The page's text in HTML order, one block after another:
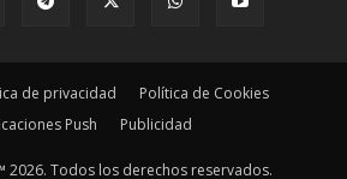
de privacidad
Política de Cookies
Push
Publicidad
2026. Todos los derechos reservados.